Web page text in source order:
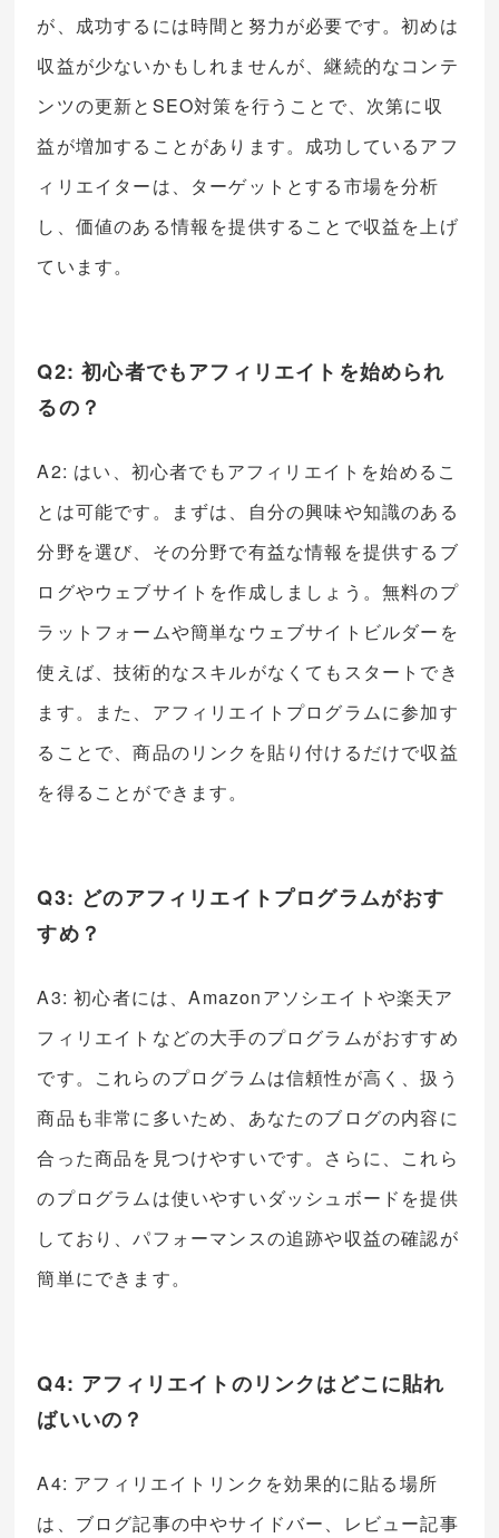
が、成功するには時間と努力が必要です。初めは
収益が少ないかもしれませんが、継続的なコンテ
ンツの更新とSEO対策を行うことで、次第に収
益が増加することがあります。成功しているアフ
ィリエイターは、ターゲットとする市場を分析
し、価値のある情報を提供することで収益を上げ
ています。
Q2: 初心者でもアフィリエイトを始められ
るの？
A2: はい、初心者でもアフィリエイトを始めるこ
とは可能です。まずは、自分の興味や知識のある
分野を選び、その分野で有益な情報を提供するブ
ログやウェブサイトを作成しましょう。無料のプ
ラットフォームや簡単なウェブサイトビルダーを
使えば、技術的なスキルがなくてもスタートでき
ます。また、アフィリエイトプログラムに参加す
ることで、商品のリンクを貼り付けるだけで収益
を得ることができます。
Q3: どのアフィリエイトプログラムがおす
すめ？
A3: 初心者には、Amazonアソシエイトや楽天ア
フィリエイトなどの大手のプログラムがおすすめ
です。これらのプログラムは信頼性が高く、扱う
商品も非常に多いため、あなたのブログの内容に
合った商品を見つけやすいです。さらに、これら
のプログラムは使いやすいダッシュボードを提供
しており、パフォーマンスの追跡や収益の確認が
簡単にできます。
Q4: アフィリエイトのリンクはどこに貼れ
ばいいの？
A4: アフィリエイトリンクを効果的に貼る場所
は、ブログ記事の中やサイドバー、レビュー記事